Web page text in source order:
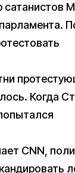
сатанистов
Когда
CNN,